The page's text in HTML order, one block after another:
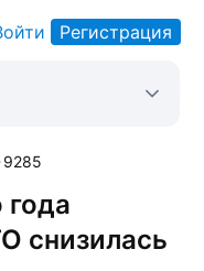
Регистрация
9285
года
снизилась